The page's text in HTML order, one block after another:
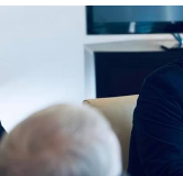
Kliknij, aby powiększyć